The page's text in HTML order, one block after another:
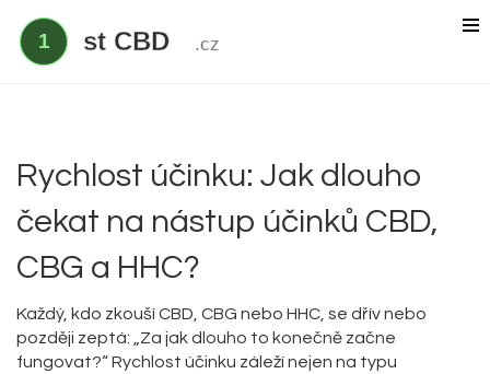
CBD účinek
Everclear
Rychlost účinku: Jak dlouho
čekat na nástup účinků CBD,
CBG a HHC?
Každý, kdo zkouší CBD, CBG nebo HHC, se dřív nebo
později zeptá: „Za jak dlouho to konečně začne
fungovat?“ Rychlost účinku záleží nejen na typu